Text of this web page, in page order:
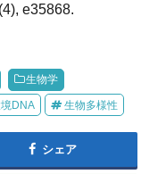
e35868.
生物学
DNA 生物多様性
シェア